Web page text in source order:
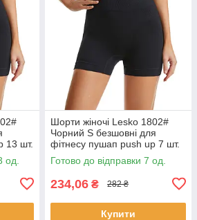
13 шт.
од.
Шорти жіночі Lesko 1802#
Чорний S безшовні для
фітнесу пушап push up 7 шт.
Готово до відправки 7 од.
234,06 ₴ 282 ₴
Купити